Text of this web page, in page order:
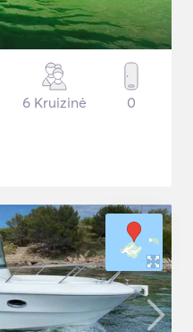
6 Kruizinė 0